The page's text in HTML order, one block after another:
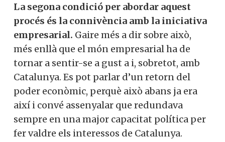
La segona condició per abordar aquest
procés és la connivència amb la iniciativa
empresarial. Gaire més a dir sobre això,
més enllà que el món empresarial ha de
tornar a sentir-se a gust a i, sobretot, amb
Catalunya. Es pot parlar d’un retorn del
poder econòmic, perquè això abans ja era
així i convé assenyalar que redundava
sempre en una major capacitat política per
fer valdre els interessos de Catalunya.